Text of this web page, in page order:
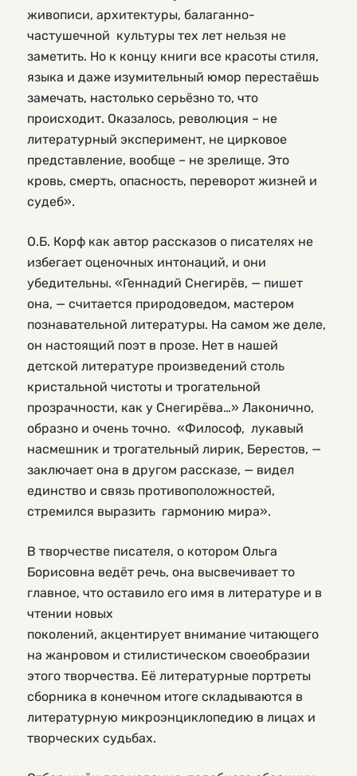
живописи, архитектуры, балаганно-
частушечной культуры тех лет нельзя не
заметить. Но к концу книги все красоты стиля,
языка и даже изумительный юмор перестаёшь
замечать, настолько серьёзно то, что
происходит. Оказалось, революция – не
литературный эксперимент, не цирковое
представление, вообще – не зрелище. Это
кровь, смерть, опасность, переворот жизней и
судеб».
О.Б. Корф как автор рассказов о писателях не
избегает оценочных интонаций, и они
убедительны. «Геннадий Снегирёв, — пишет
она, — считается природоведом, мастером
познавательной литературы. На самом же деле,
он настоящий поэт в прозе. Нет в нашей
детской литературе произведений столь
кристальной чистоты и трогательной
прозрачности, как у Снегирёва…» Лаконично,
образно и очень точно. «Философ, лукавый
насмешник и трогательный лирик, Берестов, —
заключает она в другом рассказе, — видел
единство и связь противоположностей,
стремился выразить гармонию мира».
В творчестве писателя, о котором Ольга
Борисовна ведёт речь, она высвечивает то
главное, что оставило его имя в литературе и в
чтении новых
поколений, акцентирует внимание читающего
на жанровом и стилистическом своеобразии
этого творчества. Её литературные портреты
сборника в конечном итоге складываются в
литературную микроэнциклопедию в лицах и
творческих судьбах.